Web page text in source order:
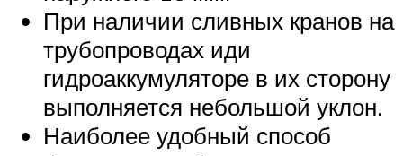
При наличии сливных кранов на
трубопроводах иди
гидроаккумуляторе в их сторону
выполняется небольшой уклон.
Наиболее удобный способ